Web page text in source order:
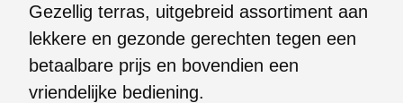
Gezellig terras, uitgebreid assortiment aan
lekkere en gezonde gerechten tegen een
betaalbare prijs en bovendien een
vriendelijke bediening.